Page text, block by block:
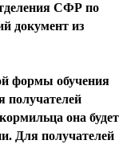
СФР по
документ из
формы обучения
получателей
она будет
Для получателей